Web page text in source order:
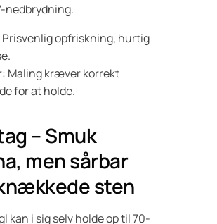
nedbrydning.
Prisvenlig opfriskning, hurtig
Maling kræver korrekt
for at holde.
– Smuk
men sårbar
sten
kan i sig selv holde op til 70-